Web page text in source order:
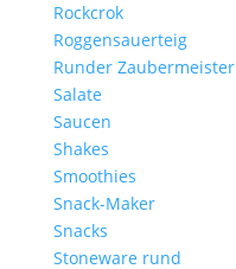
Rockcrok
Roggensauerteig
Runder Zaubermeister
Salate
Saucen
Shakes
Smoothies
Snack-Maker
Snacks
Stoneware rund